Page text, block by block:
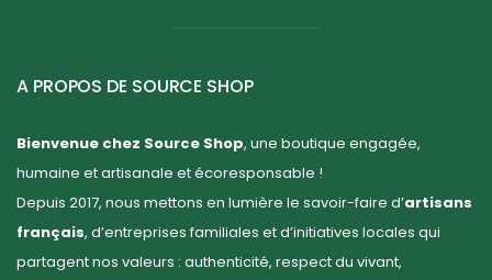
A PROPOS DE SOURCE SHOP
Bienvenue chez Source Shop, une boutique engagée,
humaine et artisanale et écoresponsable !
Depuis 2017, nous mettons en lumière le savoir-faire d’artisans
français, d’entreprises familiales et d’initiatives locales qui
partagent nos valeurs : authenticité, respect du vivant,